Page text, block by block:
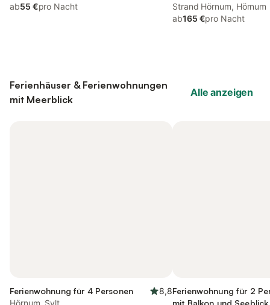
ab55 €pro Nacht
Strand Hörnum, Hörnum
ab165 €pro Nacht
Ferienhäuser & Ferienwohnungen
mit Meerblick
Alle anzeigen
Ferienwohnung für 4 Personen
8,8
Hörnum, Sylt
Ferienwohnung für 2
mit Balkon und